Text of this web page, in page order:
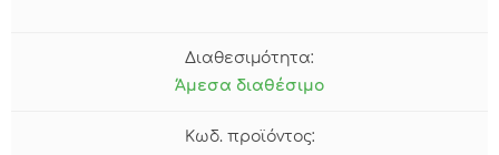
Διαθεσιμότητα:
Άμεσα διαθέσιμο
Κωδ. προϊόντος: